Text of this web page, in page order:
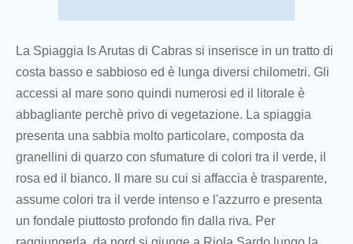
La Spiaggia Is Arutas di Cabras si inserisce in un tratto di
costa basso e sabbioso ed è lunga diversi chilometri. Gli
accessi al mare sono quindi numerosi ed il litorale è
abbagliante perchè privo di vegetazione. La spiaggia
presenta una sabbia molto particolare, composta da
granellini di quarzo con sfumature di colori tra il verde, il
rosa ed il bianco. Il mare su cui si affaccia è trasparente,
assume colori tra il verde intenso e l'azzurro e presenta
un fondale piuttosto profondo fin dalla riva. Per